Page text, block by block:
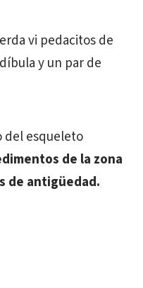
vi pedacitos de
y un par de
del esqueleto
de la zona
de antigüedad.